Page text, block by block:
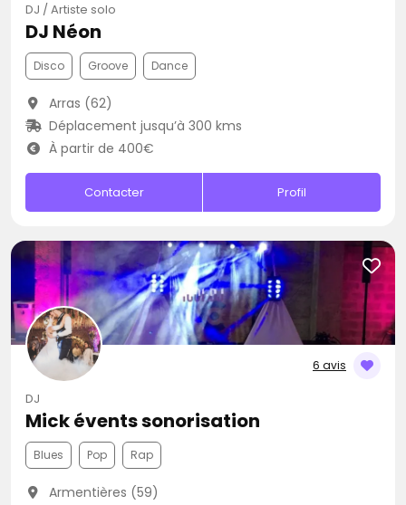
DJ / Artiste solo
DJ Néon
Disco Groove Dance
Arras (62)
Déplacement jusqu’à 300 kms
À partir de 400€
Contacter Profil
6 avis
DJ
Mick évents sonorisation
Blues Pop Rap
Armentières (59)